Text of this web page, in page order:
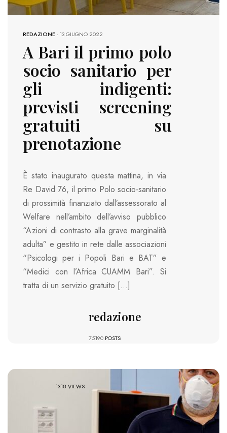
REDAZIONE-13 GIUGNO 2022
A Bari il primo polo
socio sanitario per
gli indigenti:
previsti screening
gratuiti su
prenotazione
È stato inaugurato questa mattina, in via
Re David 76, il primo Polo socio-sanitario
di prossimità finanziato dall’assessorato al
Welfare nell’ambito dell’avviso pubblico
“Azioni di contrasto alla grave marginalità
adulta” e gestito in rete dalle associazioni
“Psicologi per i Popoli Bari e BAT” e
“Medici con l’Africa CUAMM Bari”. Si
tratta di un servizio gratuito […]
redazione
75190 POSTS
1318 VIEWS